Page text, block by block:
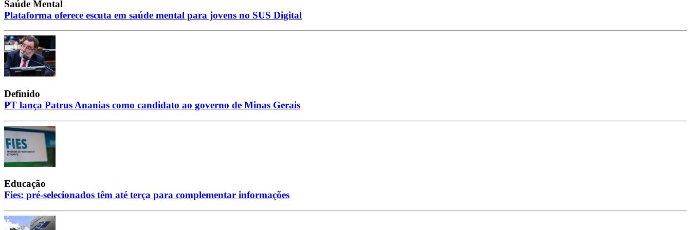
Saúde Mental
Plataforma oferece escuta em saúde mental para jovens no SUS Digital
Definido
PT lança Patrus Ananias como candidato ao governo de Minas Gerais
Educação
Fies: pré-selecionados têm até terça para complementar informações